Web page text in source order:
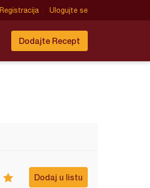
Registracija Ulogujte se
Dodajte Recept
Dodaj u listu